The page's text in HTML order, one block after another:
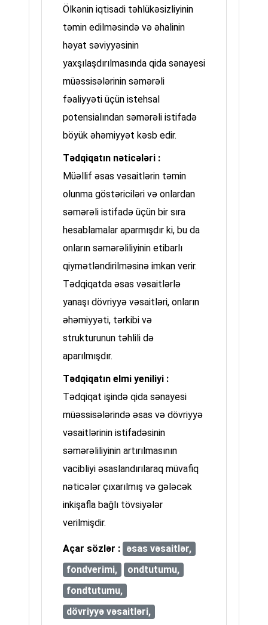
Ölkənin iqtisadi təhlükəsizliyinin
təmin edilməsində və əhalinin
həyat səviyyəsinin
yaxşılaşdırılmasında qida sənayesi
müəssisələrinin səmərəli
fəaliyyəti üçün istehsal
potensialından səmərəli istifadə
böyük əhəmiyyət kəsb edir.
Tədqiqatın nəticələri :
Müəllif əsas vəsaitlərin təmin
olunma göstəriciləri və onlardan
səmərəli istifadə üçün bir sıra
hesablamalar aparmışdır ki, bu da
onların səmərəliliyinin etibarlı
qiymətləndirilməsinə imkan verir.
Tədqiqatda əsas vəsaitlərlə
yanaşı dövriyyə vəsaitləri, onların
əhəmiyyəti, tərkibi və
strukturunun təhlili də
aparılmışdır.
Tədqiqatın elmi yeniliyi :
Tədqiqat işində qida sənayesi
müəssisələrində əsas və dövriyyə
vəsaitlərinin istifadəsinin
səmərəliliyinin artırılmasının
vacibliyi əsaslandırılaraq müvafiq
nəticələr çıxarılmış və gələcək
inkişafla bağlı tövsiyələr
verilmişdir.
Açar sözlər : əsas vəsaitlər,
fondverimi,
ondtutumu,
fondtutumu,
dövriyyə vəsaitləri,